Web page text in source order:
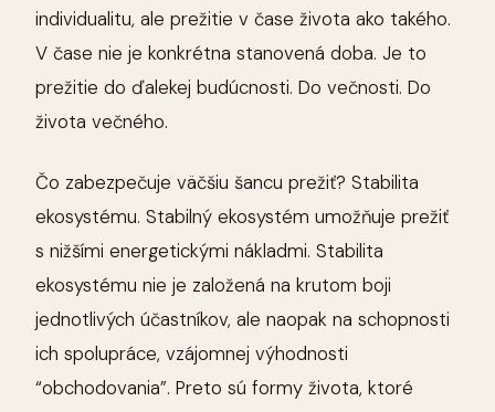
individualitu, ale prežitie v čase života ako takého.
V čase nie je konkrétna stanovená doba. Je to
prežitie do ďalekej budúcnosti. Do večnosti. Do
života večného.
Čo zabezpečuje väčšiu šancu prežiť? Stabilita
ekosystému. Stabilný ekosystém umožňuje prežiť
s nižšími energetickými nákladmi. Stabilita
ekosystému nie je založená na krutom boji
jednotlivých účastníkov, ale naopak na schopnosti
ich spolupráce, vzájomnej výhodnosti
“obchodovania”. Preto sú formy života, ktoré